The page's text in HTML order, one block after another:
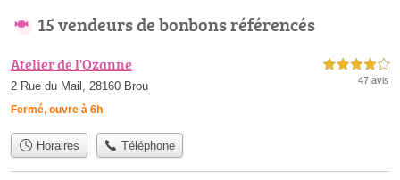
15 vendeurs de bonbons référencés
Atelier de l'Ozanne
2 Rue du Mail, 28160 Brou
Fermé, ouvre à 6h
4,0 étoiles sur 5
47 avis
Horaires Téléphone